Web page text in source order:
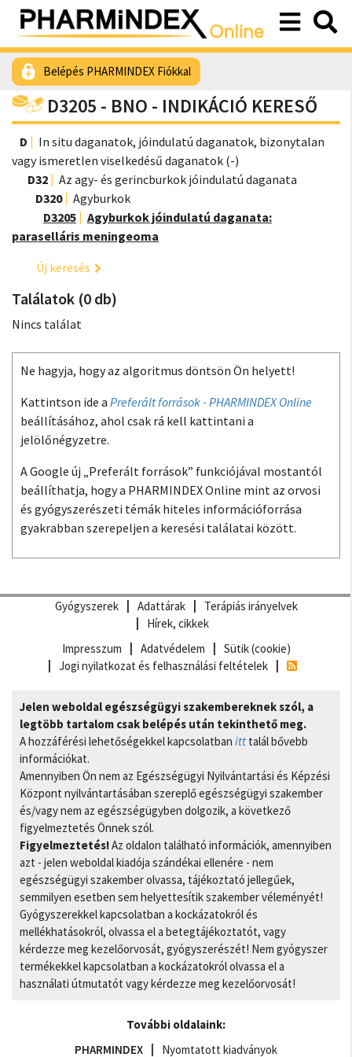
Belépés PHARMINDEX Fiókkal
D3205 - BNO - INDIKÁCIÓ KERESŐ
D
In situ daganatok, jóindulatú daganatok, bizonytalan
vagy ismeretlen viselkedésű daganatok (-)
D32
Az agy- és gerincburkok jóindulatú daganata
D320
Agyburkok
D3205
Agyburkok jóindulatú daganata:
paraselláris meningeoma
Új keresés
Találatok (0 db)
Nincs találat
Ne hagyja, hogy az algoritmus döntsön Ön helyett!
Kattintson ide a Preferált források - PHARMINDEX Online
beállításához, ahol csak rá kell kattintani a
jelölőnégyzetre.
A Google új „Preferált források” funkciójával mostantól
beállíthatja, hogy a PHARMINDEX Online mint az orvosi
és gyógyszerészeti témák hiteles információforrása
gyakrabban szerepeljen a keresési találatai között.
Gyógyszerek Adattárak
Terápiás irányelvek
Hírek, cikkek
Impresszum
Adatvédelem
Sütik (cookie)
Jogi nyilatkozat és felhasználási feltételek
Jelen weboldal egészségügyi szakembereknek szól, a
legtöbb tartalom csak belépés után tekinthető meg.
A hozzáférési lehetőségekkel kapcsolatban itt talál bővebb
információkat.
Amennyiben Ön nem az Egészségügyi Nyilvántartási és Képzési
Központ nyilvántartásában szereplő egészségügyi szakember
és/vagy nem az egészségügyben dolgozik, a következő
figyelmeztetés Önnek szól.
Figyelmeztetés!Az oldalon található információk, amennyiben
azt - jelen weboldal kiadója szándékai ellenére - nem
egészségügyi szakember olvassa, tájékoztató jellegűek,
semmilyen esetben sem helyettesítik szakember véleményét!
Gyógyszerekkel kapcsolatban a kockázatokról és
mellékhatásokról, olvassa el a betegtájékoztatót, vagy
kérdezze meg kezelőorvosát, gyógyszerészét! Nem gyógyszer
termékekkel kapcsolatban a kockázatokról olvassa el a
használati útmutatót vagy kérdezze meg kezelőorvosát!
További oldalaink:
PHARMINDEX
Nyomtatott kiadványok